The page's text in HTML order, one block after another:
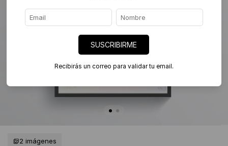
2 imágenes
SUSCRIBIRME
Recibirás un correo para validar tu email.